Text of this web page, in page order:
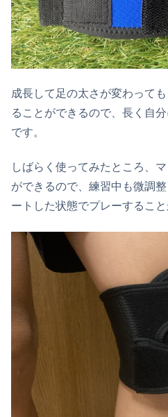
成長して足の太さが変わって
ることができるので、長く自
です。
しばらく使ってみたところ、
ができるので、練習中も微調
ートした状態でプレーすること